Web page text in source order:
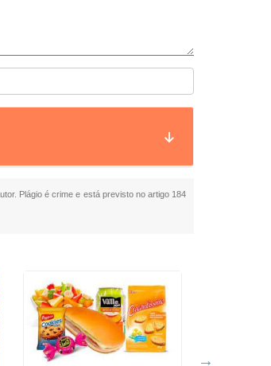
Plágio é crime e está previsto no artigo 184